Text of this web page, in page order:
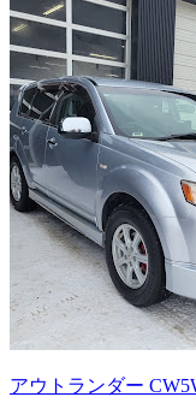
アウトランダー